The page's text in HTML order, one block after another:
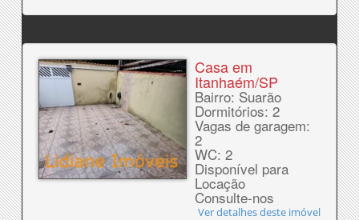
Casa em
Itanhaém/SP
Bairro: Suarão
Dormitórios: 2
Vagas de garagem:
2
WC: 2
Disponível para
Locação
Consulte-nos
Ver detalhes deste imóvel